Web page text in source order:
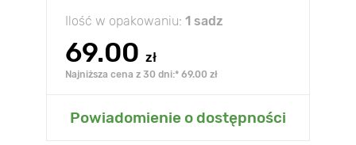
Ilość w opakowaniu: 1 sadz
69.00 zł
Najniższa cena z 30 dni:* 69.00 zł
Powiadomienie o dostępności